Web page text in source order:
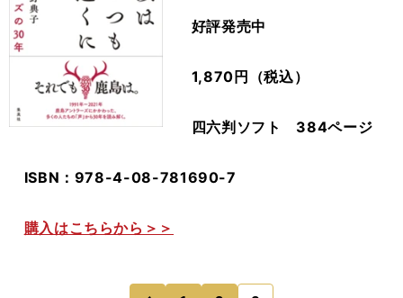
好評発売中
1,870円（税込）
四六判ソフト 384ページ
ISBN：978-4-08-781690-7
購入はこちらから＞＞